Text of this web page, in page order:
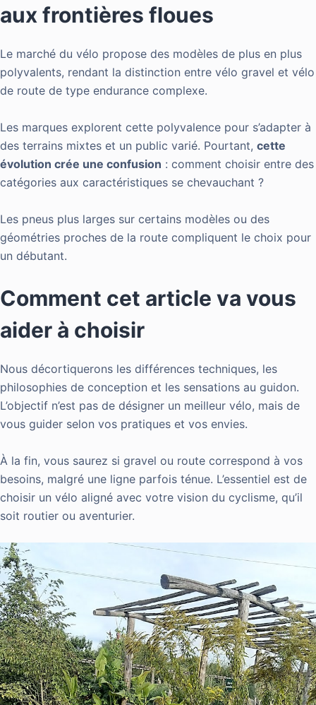
aux frontières floues
Le marché du vélo propose des modèles de plus en plus
polyvalents, rendant la distinction entre vélo gravel et vélo
de route de type endurance complexe.
Les marques explorent cette polyvalence pour s’adapter à
des terrains mixtes et un public varié. Pourtant, cette
évolution crée une confusion : comment choisir entre des
catégories aux caractéristiques se chevauchant ?
Les pneus plus larges sur certains modèles ou des
géométries proches de la route compliquent le choix pour
un débutant.
Comment cet article va vous
aider à choisir
Nous décortiquerons les différences techniques, les
philosophies de conception et les sensations au guidon.
L’objectif n’est pas de désigner un meilleur vélo, mais de
vous guider selon vos pratiques et vos envies.
À la fin, vous saurez si gravel ou route correspond à vos
besoins, malgré une ligne parfois ténue. L’essentiel est de
choisir un vélo aligné avec votre vision du cyclisme, qu’il
soit routier ou aventurier.